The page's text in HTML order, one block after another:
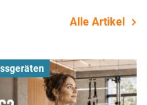
Alle Artikel